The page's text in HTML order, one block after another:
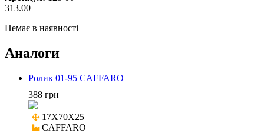
313.00
Немає в наявності
Аналоги
Ролик 01-95 CAFFARO
388 грн
17X70X25
CAFFARO